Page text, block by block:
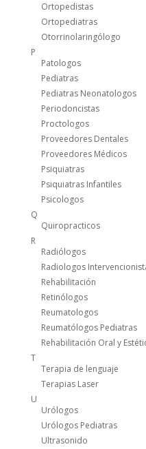
Ortopedistas
Ortopediatras
Otorrinolaringólogo
P
Patologos
Pediatras
Pediatras Neonatologos
Periodoncistas
Proctologos
Proveedores Dentales
Proveedores Médicos
Psiquiatras
Psiquiatras Infantiles
Psicologos
Q
Quiropracticos
R
Radiólogos
Radiologos
Rehabilitación
Retinólogos
Reumatologos
Reumatólogos Pediatras
Rehabilitación Oral y
T
Terapia de lenguaje
Terapias Laser
U
Urólogos
Urólogos Pediatras
Ultrasonido